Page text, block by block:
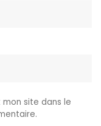
site dans le